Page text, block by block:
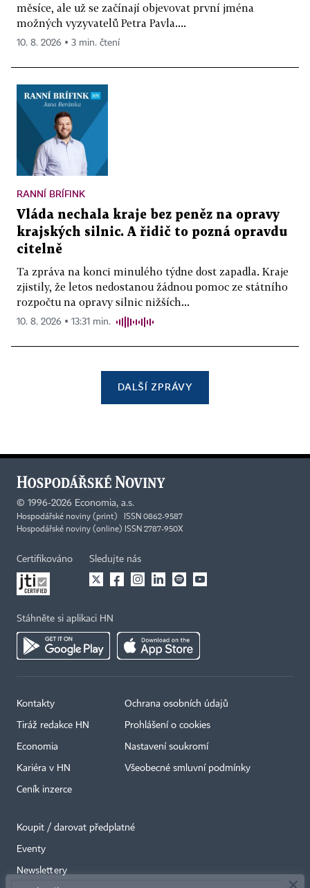
měsíce, ale už se začínají objevovat první jména
možných vyzyvatelů Petra Pavla....
10. 8. 2026 ▪ 3 min. čtení
RANNÍ BRÍFINK
Vláda nechala kraje bez peněz na opravy
krajských silnic. A řidič to pozná opravdu
citelně
Ta zpráva na konci minulého týdne dost zapadla. Kraje
zjistily, že letos nedostanou žádnou pomoc ze státního
rozpočtu na opravy silnic nižších...
10. 8. 2026 ▪ 13:31 min.
DALŠÍ ZPRÁVY
© 1996-2026 Economia, a.s.
Hospodářské noviny (print) ISSN 0862-9587
Hospodářské noviny (online) ISSN 2787-950X
Certifikováno Sledujte nás
Stáhněte si aplikaci HN
Kontakty
Tiráž redakce HN
Economia
Kariéra v HN
Ceník inzerce
Ochrana osobních údajů
Prohlášení o cookies
Nastavení soukromí
Všeobecné smluvní podmínky
Koupit / darovat předplatné
Eventy
Newslettery